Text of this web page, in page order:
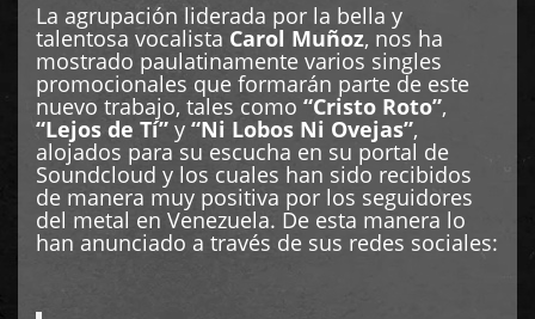
La agrupación liderada por la bella y
talentosa vocalista Carol Muñoz, nos ha
mostrado paulatinamente varios singles
promocionales que formarán parte de este
nuevo trabajo, tales como “Cristo Roto”,
“Lejos de Tí” y “Ni Lobos Ni Ovejas”,
alojados para su escucha en su portal de
Soundcloud y los cuales han sido recibidos
de manera muy positiva por los seguidores
del metal en Venezuela. De esta manera lo
han anunciado a través de sus redes sociales: